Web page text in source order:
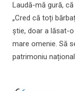
Laudă-mă gură,
„Cred că toți
știe, doar a lăsat-
mare omenie. Să
patrimoniu